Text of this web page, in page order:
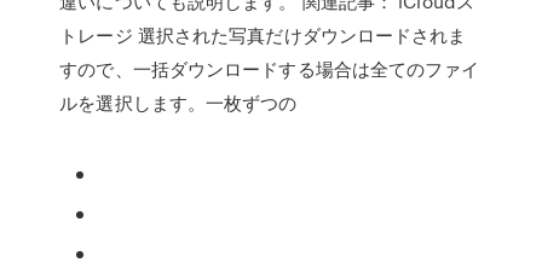
トレージ 選択された写真だけダウンロードされま
すので、一括ダウンロードする場合は全てのファイ
ルを選択します。一枚ずつの